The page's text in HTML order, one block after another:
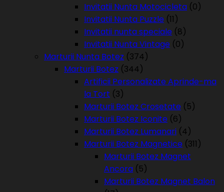
Invitatii Nunta Motocicleta (0)
Invitatii Nunta Puzzle (11)
Invitatii nunta speciale (8)
Invitatii Nunta Vintage (0)
Marturii Nunta Botez (374)
Marturii Botez (344)
Artificii Personalizate Aprinde-ma
la Tort (3)
Marturii Botez Crosetate (5)
Marturii Botez Iconite (6)
Marturii Botez Lumanari (4)
Marturii Botez Magnetice (311)
Marturii Botez Magnet
Ancora (5)
Marturii Botez Magnet Balon